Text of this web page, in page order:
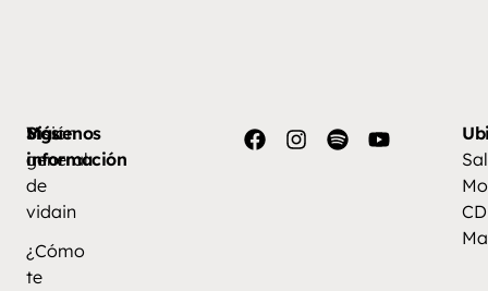
Más
información
Visión
general
de
vidain
¿Cómo
te
Síguenos